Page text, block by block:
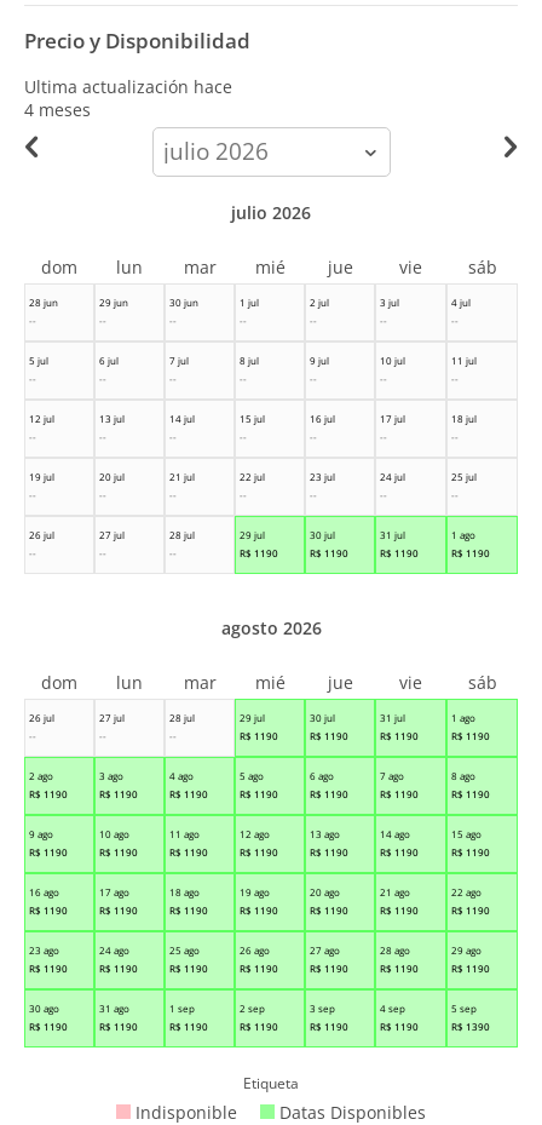
Precio y Disponibilidad
Ultima actualización hace
4 meses
calendar-
month
28 jun
--
29 jun
--
30 jun
--
1 jul
--
2 jul
--
3 jul
--
4 jul
--
5 jul
--
6 jul
--
7 jul
--
8 jul
--
9 jul
--
10 jul
--
11 jul
--
12 jul
--
13 jul
--
14 jul
--
15 jul
--
16 jul
--
17 jul
--
18 jul
--
19 jul
--
20 jul
--
21 jul
--
22 jul
--
23 jul
--
24 jul
--
25 jul
--
26 jul
--
27 jul
--
28 jul
--
29 jul
R$ 1190
30 jul
R$ 1190
31 jul
R$ 1190
1 ago
R$ 1190
julio 2026
dom lun mar mié jue vie sáb
26 jul
--
27 jul
--
28 jul
--
29 jul
R$ 1190
30 jul
R$ 1190
31 jul
R$ 1190
1 ago
R$ 1190
2 ago
R$ 1190
3 ago
R$ 1190
4 ago
R$ 1190
5 ago
R$ 1190
6 ago
R$ 1190
7 ago
R$ 1190
8 ago
R$ 1190
9 ago
R$ 1190
10 ago
R$ 1190
11 ago
R$ 1190
12 ago
R$ 1190
13 ago
R$ 1190
14 ago
R$ 1190
15 ago
R$ 1190
16 ago
R$ 1190
17 ago
R$ 1190
18 ago
R$ 1190
19 ago
R$ 1190
20 ago
R$ 1190
21 ago
R$ 1190
22 ago
R$ 1190
23 ago
R$ 1190
24 ago
R$ 1190
25 ago
R$ 1190
26 ago
R$ 1190
27 ago
R$ 1190
28 ago
R$ 1190
29 ago
R$ 1190
30 ago
R$ 1190
31 ago
R$ 1190
1 sep
R$ 1190
2 sep
R$ 1190
3 sep
R$ 1190
4 sep
R$ 1190
5 sep
R$ 1390
agosto 2026
dom lun mar mié jue vie sáb
Etiqueta
Indisponible Datas Disponibles